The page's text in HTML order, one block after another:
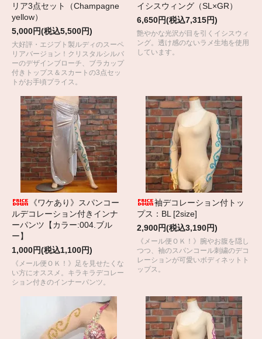
リア3点セット（Champagne
yellow）
5,000円(税込5,500円)
大好評・エジプト製ルディのスーペ
リアバージョン！クリスタルシルバ
ーのデザインブローチ、ブラカップ
付きトップス＆スカートの3点セッ
トがお手頃プライス。
イシスウィング（SL×GR）
6,650円(税込7,315円)
艶やかな光沢が目を引くイシスウィ
ング。透け感のないラメ生地を使用
しています。
《ワケあり》スパンコー
ルデコレーション付きインナ
ーパンツ【カラー:004.ブル
ー】
1,000円(税込1,100円)
《メール便ＯＫ！》足を見せたくな
い方にオススメ。キラキラデコレー
ション付きのインナーパンツ。
袖デコレーション付トッ
プス：BL [2size]
2,900円(税込3,190円)
《メール便ＯＫ！》腕やお腹を隠し
つつ、袖のスパンコール刺繍のデコ
レーションが可愛いボディネットト
ップス。